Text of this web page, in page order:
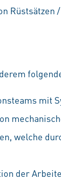
mit
welche
der